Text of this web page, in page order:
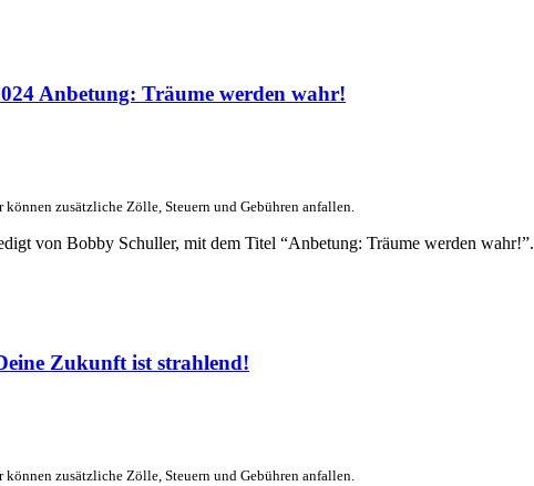
Anbetung: Träume werden wahr!
zusätzliche Zölle, Steuern und Gebühren anfallen.
von Bobby Schuller, mit dem Titel “Anbetung: Träume werden wahr!”.
Zukunft ist strahlend!
zusätzliche Zölle, Steuern und Gebühren anfallen.